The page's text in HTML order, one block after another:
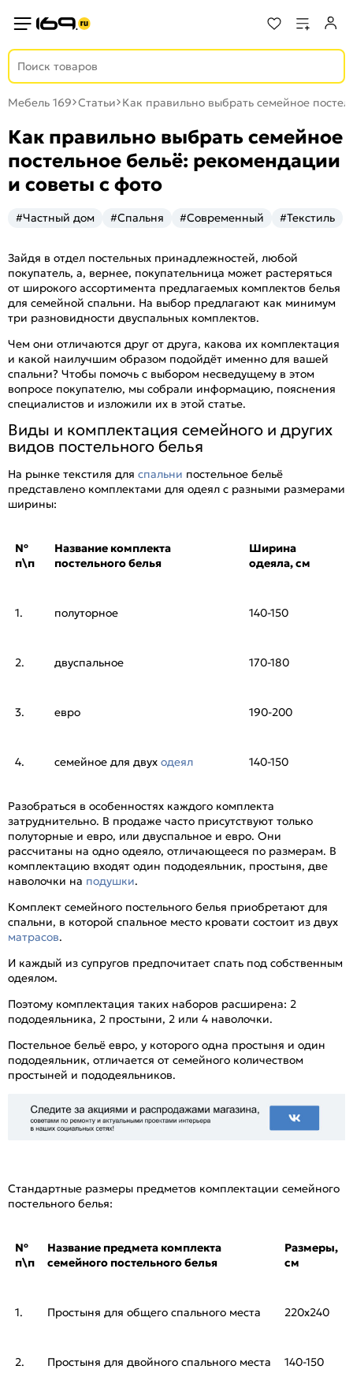
Мебель 169 Статьи Как правильно выбрать семейное
Как правильно выбрать семейное
постельное бельё: рекомендации
и советы с фото
#Частный дом #Спальня #Современный #Текстиль
Зайдя в отдел постельных принадлежностей, любой
покупатель, а, вернее, покупательница может растеряться
от широкого ассортимента предлагаемых комплектов белья
для семейной спальни. На выбор предлагают как минимум
три разновидности двуспальных комплектов.
Чем они отличаются друг от друга, какова их комплектация
и какой наилучшим образом подойдёт именно для вашей
спальни? Чтобы помочь с выбором несведущему в этом
вопросе покупателю, мы собрали информацию, пояснения
специалистов и изложили их в этой статье.
Виды и комплектация семейного и других
видов постельного белья
На рынке текстиля для спальни постельное бельё
представлено комплектами для одеял с разными размерами
ширины:
№
п\п
Название комплекта
постельного белья
Ширина
одеяла, см
1. полуторное 140-150
2. двуспальное 170-180
3. евро 190-200
4. семейное для двух одеял 140-150
Разобраться в особенностях каждого комплекта
затруднительно. В продаже часто присутствуют только
полуторные и евро, или двуспальное и евро. Они
рассчитаны на одно одеяло, отличающееся по размерам. В
комплектацию входят один пододеяльник, простыня, две
наволочки на подушки.
Комплект семейного постельного белья приобретают для
спальни, в которой спальное место кровати состоит из двух
матрасов.
И каждый из супругов предпочитает спать под собственным
одеялом.
Поэтому комплектация таких наборов расширена: 2
пододеяльника, 2 простыни, 2 или 4 наволочки.
Постельное бельё евро, у которого одна простыня и один
пододеяльник, отличается от семейного количеством
простыней и пододеяльников.
Стандартные размеры предметов комплектации семейного
постельного белья:
№
п\п
Название предмета комплекта
семейного постельного белья
Размеры,
см
1. Простыня для общего спального места 220х240
2. Простыня для двойного спального места 140-150